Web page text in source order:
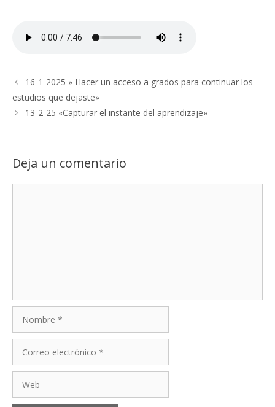
16-1-2025 » Hacer un acceso a grados para continuar los
estudios que dejaste»
13-2-25 «Capturar el instante del aprendizaje»
Deja un comentario
electrónico